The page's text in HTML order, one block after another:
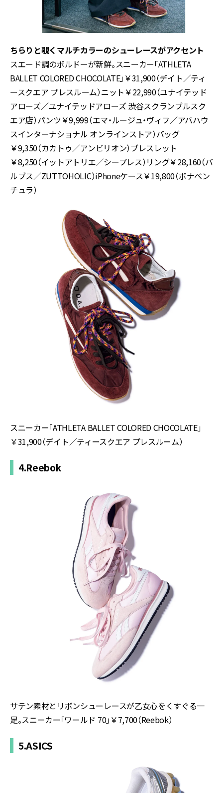
ちらりと覗くマルチカラーのシューレースがアクセント
スエード調のボルドーが新鮮。スニーカー「ATHLETA
BALLET COLORED CHOCOLATE」￥31,900（デイト／ティ
ースクエア プレスルーム）ニット￥22,990（ユナイテッド
アローズ／ユナイテッドアローズ 渋谷スクランブルスク
エア店）パンツ￥9,999（エマ・ルージュ・ヴィフ／アバハウ
スインターナショナル オンラインストア）バッグ
￥9,350（カカトゥ／アンビリオン）ブレスレット
￥8,250（イットアトリエ／シープレス）リング￥28,160（バ
ルブス／ZUTTOHOLIC）iPhoneケース￥19,800（ボナベン
チュラ）
スニーカー「ATHLETA BALLET COLORED CHOCOLATE」
￥31,900（デイト／ティースクエア プレスルーム）
4.Reebok
サテン素材とリボンシューレースが乙女心をくすぐる一
足。スニーカー「ワールド 70」￥7,700（Reebok）
5.ASICS